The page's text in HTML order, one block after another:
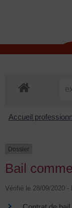
Accueil
Dossier
Bail
Vérifié le 28/09/2020 -